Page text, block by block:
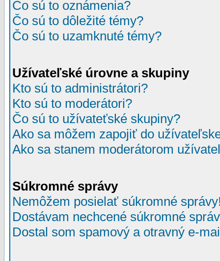
Čo sú to oznámenia?
Čo sú to dôležité témy?
Čo sú to uzamknuté témy?
Užívateľské úrovne a skupiny
Kto sú to administrátori?
Kto sú to moderátori?
Čo sú to užívateťské skupiny?
Ako sa môžem zapojiť do
Ako sa stanem moderátorom
Súkromné správy
Nemôžem posielať súkromné
Dostávam nechcené súkromné
Dostal som spamový a otravný e-